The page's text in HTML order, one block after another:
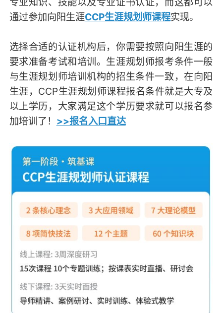
通过参加向阳生涯CCP生涯规划师课程实现。
选择合适的认证机构后，你需要按照向阳生涯的
要求准备考试和培训。生涯规划师报考条件一般
与生涯规划师培训机构的招生条件一致，在向阳
生涯，CCP生涯规划师课程报名条件就是大专及
以上学历，大家满足这个学历要求就可以报名参
加培训了！ >>报名入口直达